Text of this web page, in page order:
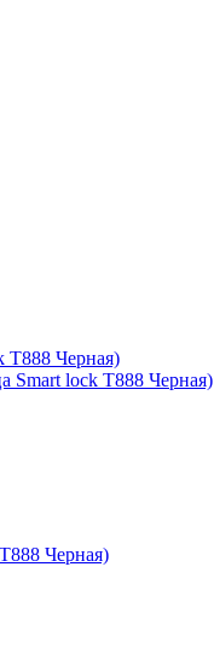
T888 Черная)
Smart lock T888 Черная)
Черная)